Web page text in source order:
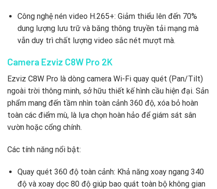
Công nghệ nén video H.265+: Giảm thiểu lên đến 70%
dung lượng lưu trữ và băng thông truyền tải mạng mà
vẫn duy trì chất lượng video sắc nét mượt mà.
Camera Ezviz C8W Pro 2K
Ezviz C8W Pro là dòng camera Wi-Fi quay quét (Pan/Tilt)
ngoài trời thông minh, sở hữu thiết kế hình cầu hiện đại. Sản
phẩm mang đến tầm nhìn toàn cảnh 360 độ, xóa bỏ hoàn
toàn các điểm mù, là lựa chọn hoàn hảo để giám sát sân
vườn hoặc cổng chính.
Các tính năng nổi bật:
Quay quét 360 độ toàn cảnh: Khả năng xoay ngang 340
độ và xoay dọc 80 độ giúp bao quát toàn bộ không gian